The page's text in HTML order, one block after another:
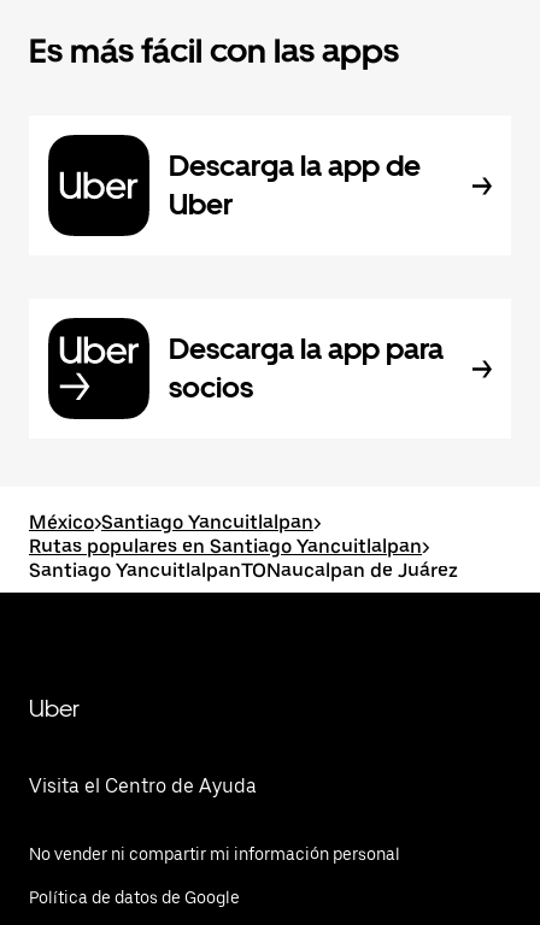
Es más fácil con las apps
Descarga la app de
Uber
Descarga la app para
socios
México>Santiago Yancuitlalpan>
Rutas populares en Santiago Yancuitlalpan>
Santiago YancuitlalpanTONaucalpan de Juárez
Uber
Visita el Centro de Ayuda
No vender ni compartir mi información personal
Política de datos de Google